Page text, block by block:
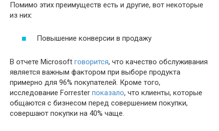
Помимо этих преимуществ есть и другие, вот некоторые
из них:
Повышение конверсии в продажу
В отчете Microsoft говорится, что качество обслуживания
является важным фактором при выборе продукта
примерно для 96% покупателей. Кроме того,
исследование Forrester показало, что клиенты, которые
общаются с бизнесом перед совершением покупки,
совершают покупки на 40% чаще.